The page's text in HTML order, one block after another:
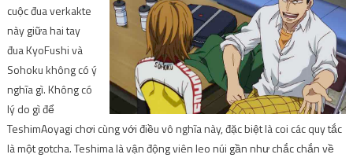
cuộc đua verkakte
này giữa hai tay
đua KyoFushi và
Sohoku không có ý
nghĩa gì. Không có
lý do gì để
TeshimAoyagi chơi cùng với điều vô nghĩa này, đặc biệt là coi các quy tắc
là một gotcha. Teshima là vận động viên leo núi gần như chắc chắn về